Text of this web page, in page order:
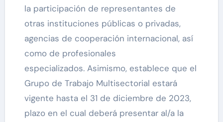
la participación de representantes de
otras instituciones públicas o privadas,
agencias de cooperación internacional, así
como de profesionales
especializados. Asimismo, establece que el
Grupo de Trabajo Multisectorial estará
vigente hasta el 31 de diciembre de 2023,
plazo en el cual deberá presentar al/a la